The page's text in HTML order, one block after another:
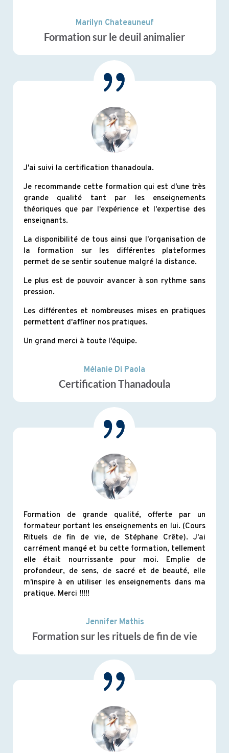
Marilyn Chateauneuf
Formation sur le deuil animalier
J'ai suivi la certification thanadoula.
Je recommande cette formation qui est d'une très
grande qualité tant par les enseignements
théoriques que par l'expérience et l'expertise des
enseignants.
La disponibilité de tous ainsi que l'organisation de
la formation sur les différentes plateformes
permet de se sentir soutenue malgré la distance.
Le plus est de pouvoir avancer à son rythme sans
pression.
Les différentes et nombreuses mises en pratiques
permettent d'affiner nos pratiques.
Un grand merci à toute l'équipe.
Mélanie Di Paola
Certification Thanadoula
Formation de grande qualité, offerte par un
formateur portant les enseignements en lui. (Cours
Rituels de fin de vie, de Stéphane Crête). J'ai
carrément mangé et bu cette formation, tellement
elle était nourrissante pour moi. Emplie de
profondeur, de sens, de sacré et de beauté, elle
m'inspire à en utiliser les enseignements dans ma
pratique. Merci !!!!!
Jennifer Mathis
Formation sur les rituels de fin de vie